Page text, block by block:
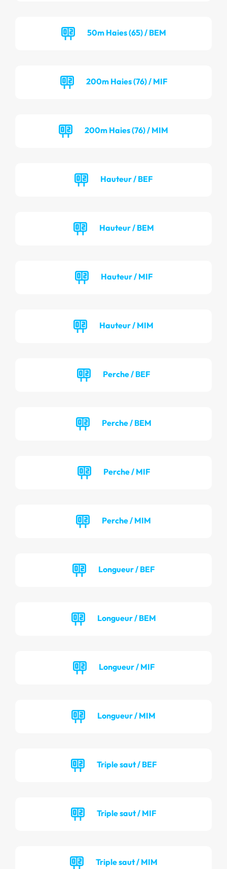
50m Haies (65) / BEM
200m Haies (76) / MIF
200m Haies (76) / MIM
Hauteur / BEF
Hauteur / BEM
Hauteur / MIF
Hauteur / MIM
Perche / BEF
Perche / BEM
Perche / MIF
Perche / MIM
Longueur / BEF
Longueur / BEM
Longueur / MIF
Longueur / MIM
Triple saut / BEF
Triple saut / MIF
Triple saut / MIM